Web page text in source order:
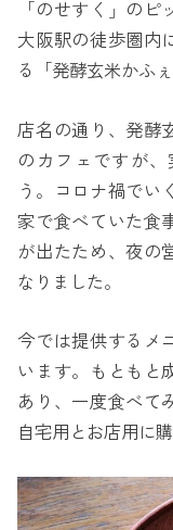
「のせすく」のピ
大阪駅の徒歩圏内
る「発酵玄米かふぇ
店名の通り、発酵
のカフェですが
う。コロナ禍でい
家で食べていた食
が出たため、夜の
なりました。
今では提供するメ
います。もともと
あり、一度食べて
自宅用とお店用に